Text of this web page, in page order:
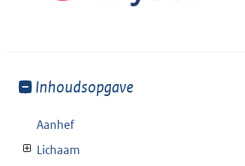
Toon
van:
Inhoudsopgave
Aanhef
Lichaam